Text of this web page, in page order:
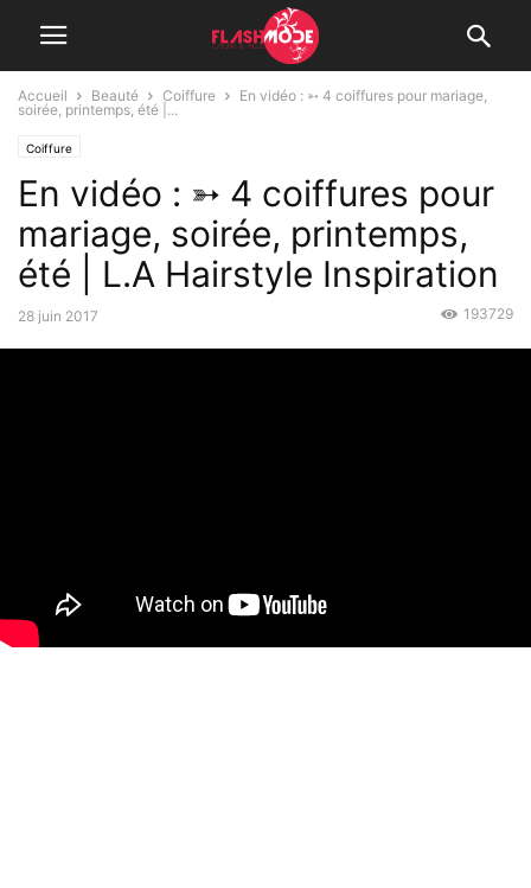
Accueil Beauté Coiffure
En vidéo : ➳ 4 coiffures pour mariage,
soirée, printemps, été |...
Coiffure
En vidéo : ➳ 4 coiffures pour
mariage, soirée, printemps,
été | L.A Hairstyle Inspiration
28 juin 2017 193729